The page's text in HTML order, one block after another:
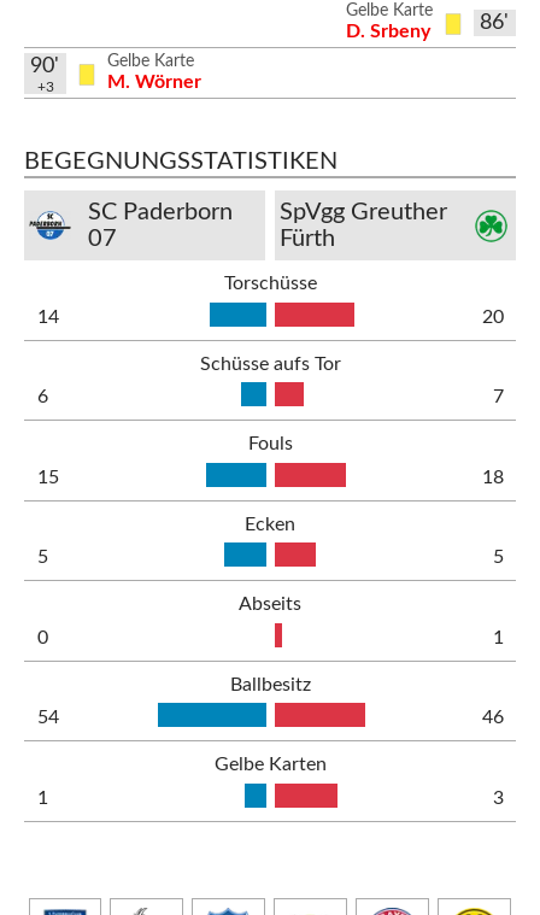
86'
Gelbe Karte
D. Srbeny
Gelbe Karte
M. Wörner
90'
+3
BEGEGNUNGSSTATISTIKEN
SC Paderborn
07
SpVgg Greuther
Fürth
Torschüsse
14
20
Schüsse aufs Tor
6
7
Fouls
15
18
Ecken
5
5
Abseits
0
1
Ballbesitz
54
46
Gelbe Karten
1
3